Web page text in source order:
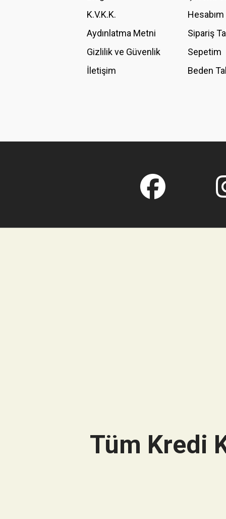
Bu ürüne benzer farklı alternatifler olmalı.
K.V.K.K.
Aydınlatma Metni
Gizlilik ve Güvenlik
İletişim
Hesabım
Sipariş
Sepetim
Beden
Tüm Kredi